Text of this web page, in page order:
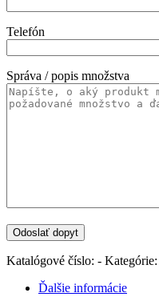
Telefón
Správa / popis množstva
Katalógové číslo: - Kategórie:
Ďalšie informácie